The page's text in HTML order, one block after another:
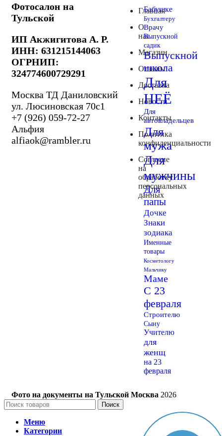
Фотосалон на
Тульской
ИП Акжигитова А. Р.
ИНН: 631215144063
ОГРНИП:
324774600729291
Москва ТД Даниловский
ул. Люсиновская 70с1
+7 (926) 059-72-27
Альфия
alfiaok@rambler.ru
Главная
О
нас
Магазин
Отзывы
Доставка
Новости
Контакты
Политика
конфиденциальности
Согласие
на
обработку
персональных
данных
Бабушке
Бухгалтеру
Врачу
Выпускной
садик
Выпускной
школа
Для
НЕЁ
Для
автовладельцев
Для
мужа
Для
мужчины
Для
папы
Дочке
Знаки
зодиака
Именные
товары
Косметологу
Мальчику
Маме
С 23
февраля
Строителю
Сыну
Учителю
для
женщ
на 23
февраля
Фото на документы на Тульской Москва 2026
Поиск
Меню
Категории